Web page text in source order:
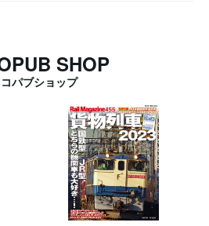
SHOP
パブショップ